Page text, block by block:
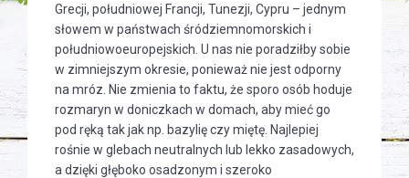
Grecji, południowej Francji, Tunezji, Cypru – jednym
słowem w państwach śródziemnomorskich i
południowoeuropejskich. U nas nie poradziłby sobie
w zimniejszym okresie, ponieważ nie jest odporny
na mróz. Nie zmienia to faktu, że sporo osób hoduje
rozmaryn w doniczkach w domach, aby mieć go
pod ręką tak jak np. bazylię czy miętę. Najlepiej
rośnie w glebach neutralnych lub lekko zasadowych,
a dzięki głęboko osadzonym i szeroko